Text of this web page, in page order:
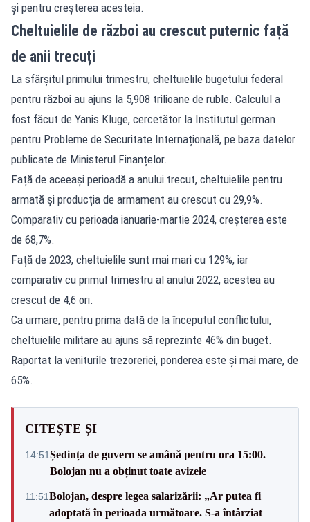
și pentru creșterea acesteia.
Cheltuielile de război au crescut puternic față
de anii trecuți
La sfârșitul primului trimestru, cheltuielile bugetului federal
pentru război au ajuns la 5,908 trilioane de ruble. Calculul a
fost făcut de Yanis Kluge, cercetător la Institutul german
pentru Probleme de Securitate Internațională, pe baza datelor
publicate de Ministerul Finanțelor.
Față de aceeași perioadă a anului trecut, cheltuielile pentru
armată și producția de armament au crescut cu 29,9%.
Comparativ cu perioada ianuarie-martie 2024, creșterea este
de 68,7%.
Față de 2023, cheltuielile sunt mai mari cu 129%, iar
comparativ cu primul trimestru al anului 2022, acestea au
crescut de 4,6 ori.
Ca urmare, pentru prima dată de la începutul conflictului,
cheltuielile militare au ajuns să reprezinte 46% din buget.
Raportat la veniturile trezoreriei, ponderea este și mai mare, de
65%.
CITEȘTE ȘI
14:51Ședința de guvern se amână pentru ora 15:00.
Bolojan nu a obținut toate avizele
11:51Bolojan, despre legea salarizării: „Ar putea fi
adoptată în perioada următoare. S-a întârziat